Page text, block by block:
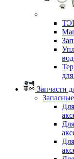
Запчасти